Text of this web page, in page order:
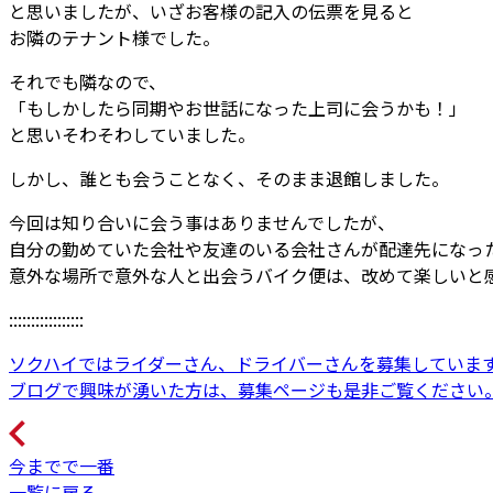
と思いましたが、いざお客様の記入の伝票を見ると
お隣のテナント様でした。
それでも隣なので、
「もしかしたら同期やお世話になった上司に会うかも！」
と思いそわそわしていました。
しかし、誰とも会うことなく、そのまま退館しました。
今回は知り合いに会う事はありませんでしたが、
自分の勤めていた会社や友達のいる会社さんが配達先になっ
意外な場所で意外な人と出会うバイク便は、改めて楽しいと
:::::::::::::::::
ソクハイではライダーさん、ドライバーさんを募集しています
ブログで興味が湧いた方は、募集ページも是非ご覧ください。
今までで一番